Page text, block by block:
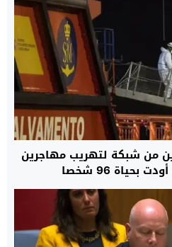
من شبكة لتهريب مهاجرين
96 شخصا